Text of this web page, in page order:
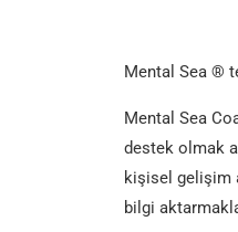
Mental Sea ®
Mental Sea
destek olmak
kişisel gelişim
bilgi